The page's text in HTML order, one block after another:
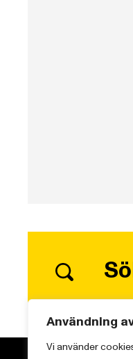
Användning
Vi använder